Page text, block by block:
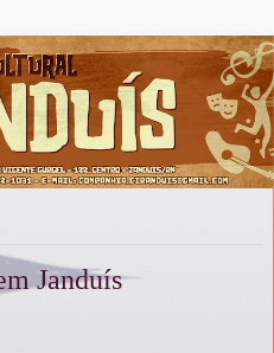
Janduís